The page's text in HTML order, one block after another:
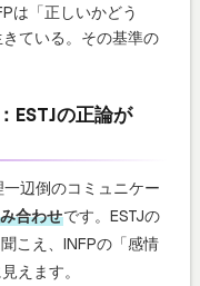
は「正しいかどう
ている。その基準の
ESTJの正論が
辺倒のコミュニケー
合わせです。ESTJの
こえ、INFPの「感情
えます。